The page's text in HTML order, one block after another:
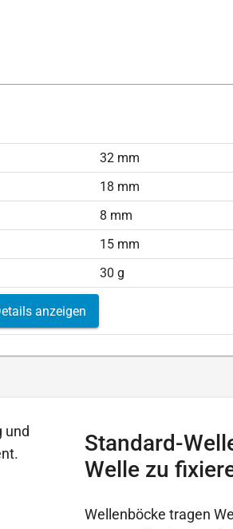
32 mm
18 mm
8 mm
15 mm
30 g
anzeigen
Standard-
Welle zu
Wellenböcke tragen